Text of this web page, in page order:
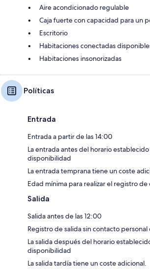
Aire acondicionado regulable
Caja fuerte con capacidad para un
Escritorio
Habitaciones conectadas
Habitaciones insonorizadas
Políticas
Entrada
Entrada a partir de las 14:00
La entrada antes del horario
disponibilidad
La entrada temprana tiene un coste
Edad mínima para realizar el registro de
Salida
Salida antes de las 12:00
Registro de salida sin contacto
La salida después del horario
disponibilidad
La salida tardía tiene un coste adicional.